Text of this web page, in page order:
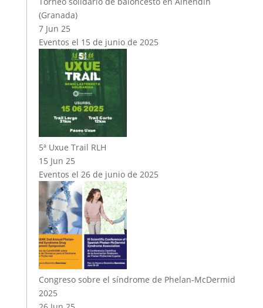
(Granada)
7 Jun 25
Eventos el 15 de junio de 2025
5ª Uxue Trail RLH
15 Jun 25
Eventos el 26 de junio de 2025
Congreso sobre el síndrome de Phelan-McDermid
2025